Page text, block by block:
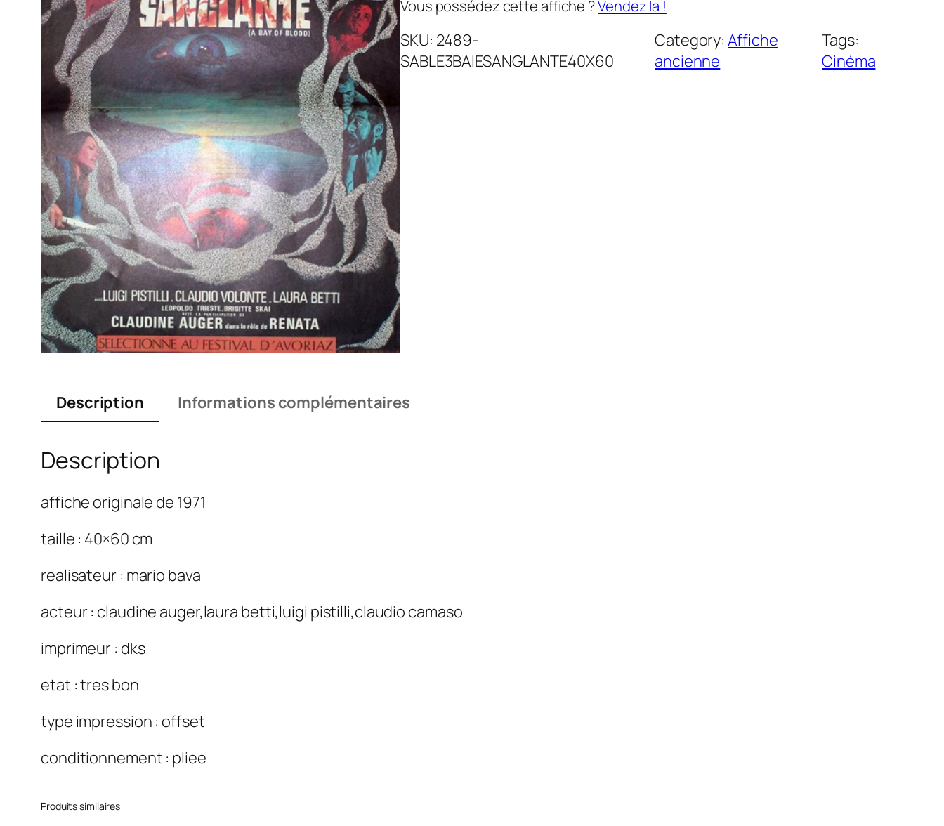
Vous possédez cette affiche ?Vendez la !
SKU: 2489-
SABLE3BAIESANGLANTE40X60
Category:Affiche
ancienne
Tags:
Cinéma
Description Informations complémentaires
Description
affiche originale de 1971
taille : 40×60 cm
realisateur : mario bava
acteur : claudine auger,laura betti,luigi pistilli,claudio camaso
imprimeur : dks
etat : tres bon
type impression : offset
conditionnement : pliee
Produits similaires